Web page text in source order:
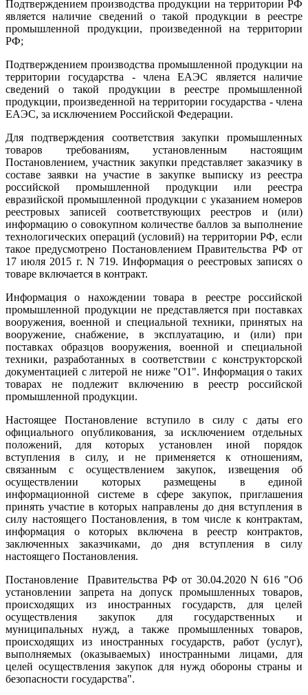
Подтверждением производства продукции на территории РФ
является наличие сведений о такой продукции в реестре
промышленной продукции, произведенной на территории
РФ;
Подтверждением производства промышленной продукции на
территории государства - члена ЕАЭС является наличие
сведений о такой продукции в реестре промышленной
продукции, произведенной на территории государства - члена
ЕАЭС, за исключением Российской Федерации.
Для подтверждения соответствия закупки промышленных
товаров требованиям, установленным настоящим
Постановлением, участник закупки представляет заказчику в
составе заявки на участие в закупке выписку из реестра
российской промышленной продукции или реестра
евразийской промышленной продукции с указанием номеров
реестровых записей соответствующих реестров и (или)
информацию о совокупном количестве баллов за выполнение
технологических операций (условий) на территории РФ, если
такое предусмотрено Постановлением Правительства РФ от
17 июля 2015 г. N 719. Информация о реестровых записях о
товаре включается в контракт.
Информация о нахождении товара в реестре российской
промышленной продукции не представляется при поставках
вооружения, военной и специальной техники, принятых на
вооружение, снабжение, в эксплуатацию, и (или) при
поставках образцов вооружения, военной и специальной
техники, разработанных в соответствии с конструкторской
документацией с литерой не ниже "О1". Информация о таких
товарах не подлежит включению в реестр российской
промышленной продукции.
Настоящее Постановление вступило в силу с даты его
официального опубликования, за исключением отдельных
положений, для которых установлен иной порядок
вступления в силу, и не применяется к отношениям,
связанным с осуществлением закупок, извещения об
осуществлении которых размещены в единой
информационной системе в сфере закупок, приглашения
принять участие в которых направлены до дня вступления в
силу настоящего Постановления, в том числе к контрактам,
информация о которых включена в реестр контрактов,
заключенных заказчиками, до дня вступления в силу
настоящего Постановления.
Постановление Правительства РФ от 30.04.2020 N 616 "Об
установлении запрета на допуск промышленных товаров,
происходящих из иностранных государств, для целей
осуществления закупок для государственных и
муниципальных нужд, а также промышленных товаров,
происходящих из иностранных государств, работ (услуг),
выполняемых (оказываемых) иностранными лицами, для
целей осуществления закупок для нужд обороны страны и
безопасности государства".